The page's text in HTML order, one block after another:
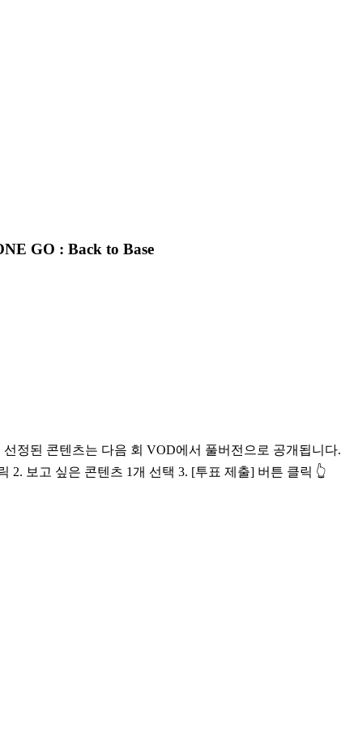
GO : Back to Base
에서 풀버전으로 공개됩니다. 📅 투표 기간 ~ 5/21(목) 23:59 | KST 🗳️ 투표 방법 1.
ONE GO : Back to Base> 페이지 내 ‘오픈PICK 투표’ 배너 클릭 2. 보고 싶은 콘텐츠 1개 선택 3. [투표 제출] 버튼 클릭 👆